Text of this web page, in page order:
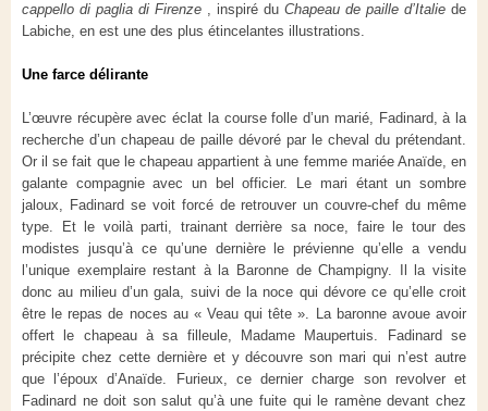
cappello di paglia di Firenze , inspiré du Chapeau de paille d’Italie de
Labiche, en est une des plus étincelantes illustrations.
Une farce délirante
L’œuvre récupère avec éclat la course folle d’un marié, Fadinard, à la
recherche d’un chapeau de paille dévoré par le cheval du prétendant.
Or il se fait que le chapeau appartient à une femme mariée Anaïde, en
galante compagnie avec un bel officier. Le mari étant un sombre
jaloux, Fadinard se voit forcé de retrouver un couvre-chef du même
type. Et le voilà parti, trainant derrière sa noce, faire le tour des
modistes jusqu’à ce qu’une dernière le prévienne qu’elle a vendu
l’unique exemplaire restant à la Baronne de Champigny. Il la visite
donc au milieu d’un gala, suivi de la noce qui dévore ce qu’elle croit
être le repas de noces au « Veau qui tête ». La baronne avoue avoir
offert le chapeau à sa filleule, Madame Maupertuis. Fadinard se
précipite chez cette dernière et y découvre son mari qui n’est autre
que l’époux d’Anaïde. Furieux, ce dernier charge son revolver et
Fadinard ne doit son salut qu’à une fuite qui le ramène devant chez